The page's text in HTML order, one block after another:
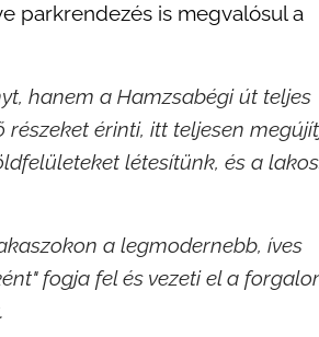
parkrendezés is megvalósul a
hanem a Hamzsabégi út teljes
érinti, itt teljesen
létesítünk, és a
a legmodernebb, íves
fogja fel és vezeti el a